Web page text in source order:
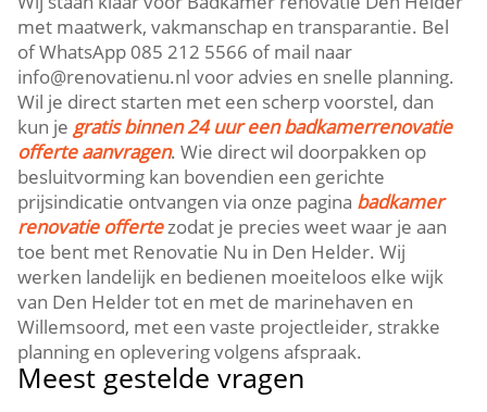
met maatwerk, vakmanschap en transparantie.​ Bel
of WhatsApp 085 212 5566 of mail naar
info@renovatienu.​nl voor advies en snelle planning.​
Wil je direct starten met een scherp voorstel, dan
kun jegratis binnen 24 uur een badkamerrenovatie
offerte aanvragen.​ Wie direct wil doorpakken op
besluitvorming kan bovendien een gerichte
prijsindicatie ontvangen via onze pagina badkamer
renovatie offertezodat je precies weet waar je aan
toe bent met Renovatie Nu in Den Helder.​ Wij
werken landelijk en bedienen moeiteloos elke wijk
van Den Helder tot en met de marinehaven en
Willemsoord, met een vaste projectleider, strakke
planning en oplevering volgens afspraak.​
Meest gestelde vragen